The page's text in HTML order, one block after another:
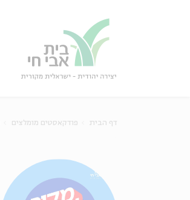
דף הבית פודקאסטים מומלצים